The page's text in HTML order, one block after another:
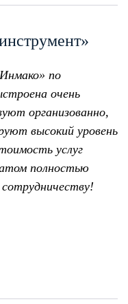
по
очень
организованно,
высокий уровень
услуг
полностью